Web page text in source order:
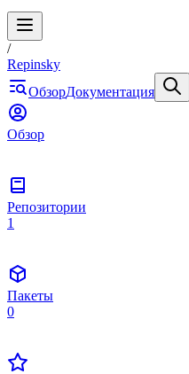
/
Repinsky
ОбзорДокументация
Обзор
Репозитории
1
Пакеты
0